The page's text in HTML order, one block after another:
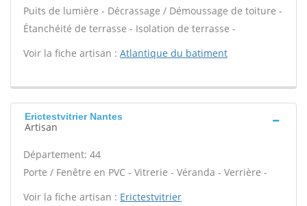
Puits de lumière - Décrassage / Démoussage de toiture -
Étanchéité de terrasse - Isolation de terrasse -
Voir la fiche artisan : Atlantique du batiment
Erictestvitrier Nantes
Artisan
Département: 44
Porte / Fenêtre en PVC - Vitrerie - Véranda - Verrière -
Voir la fiche artisan : Erictestvitrier